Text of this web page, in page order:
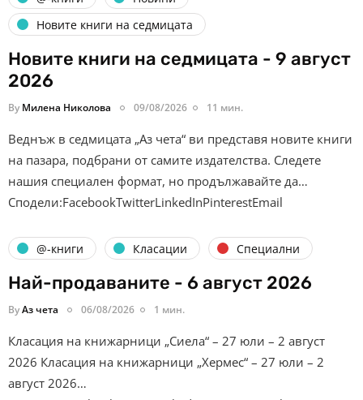
Новите книги на седмицата
Новите книги на седмицата - 9 август
2026
By Милена Николова 09/08/2026 11 мин.
Веднъж в седмицата „Аз чета“ ви представя новите книги
на пазара, подбрани от самите издателства. Следете
нашия специален формат, но продължавайте да…
Сподели:FacebookTwitterLinkedInPinterestEmail
@-книги Класации Специални
Най-продаваните - 6 август 2026
ByАз чета 06/08/2026 1 мин.
Класация на книжарници „Сиела“ – 27 юли – 2 август
2026 Класация на книжарници „Хермес“ – 27 юли – 2
август 2026…